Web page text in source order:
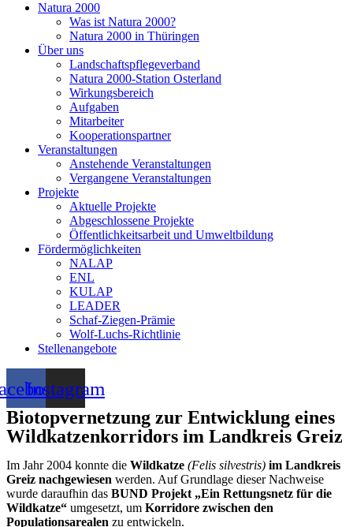
Natura 2000
Was ist Natura 2000?
Natura 2000 in Thüringen
Über uns
Landschaftspflegeverband
Natura 2000-Station Osterland
Wirkungsbereich
Aufgaben
Mitarbeiter
Kooperationspartner
Veranstaltungen
Anstehende Veranstaltungen
Vergangene Veranstaltungen
Projekte
Aktuelle Projekte
Abgeschlossene Projekte
Öffentlichkeitsarbeit und Umweltbildung
Fördermöglichkeiten
NALAP
ENL
KULAP
LEADER
Schaf-Ziegen-Prämie
Wolf-Luchs-Richtlinie
Stellenangebote
Instagram
Biotop­vernetzung zur Entwicklung eines
Wild­katzen­korridors im Landkreis Greiz
Im Jahr 2004 konnte die Wildkatze (Felis silvestris) im Landkreis
Greiz nachgewiesen werden. Auf Grundlage dieser Nachweise
wurde daraufhin das BUND Projekt „Ein Rettungsnetz für die
Wildkatze“ umgesetzt, um Korridore zwischen den
Populationsarealen zu entwickeln.